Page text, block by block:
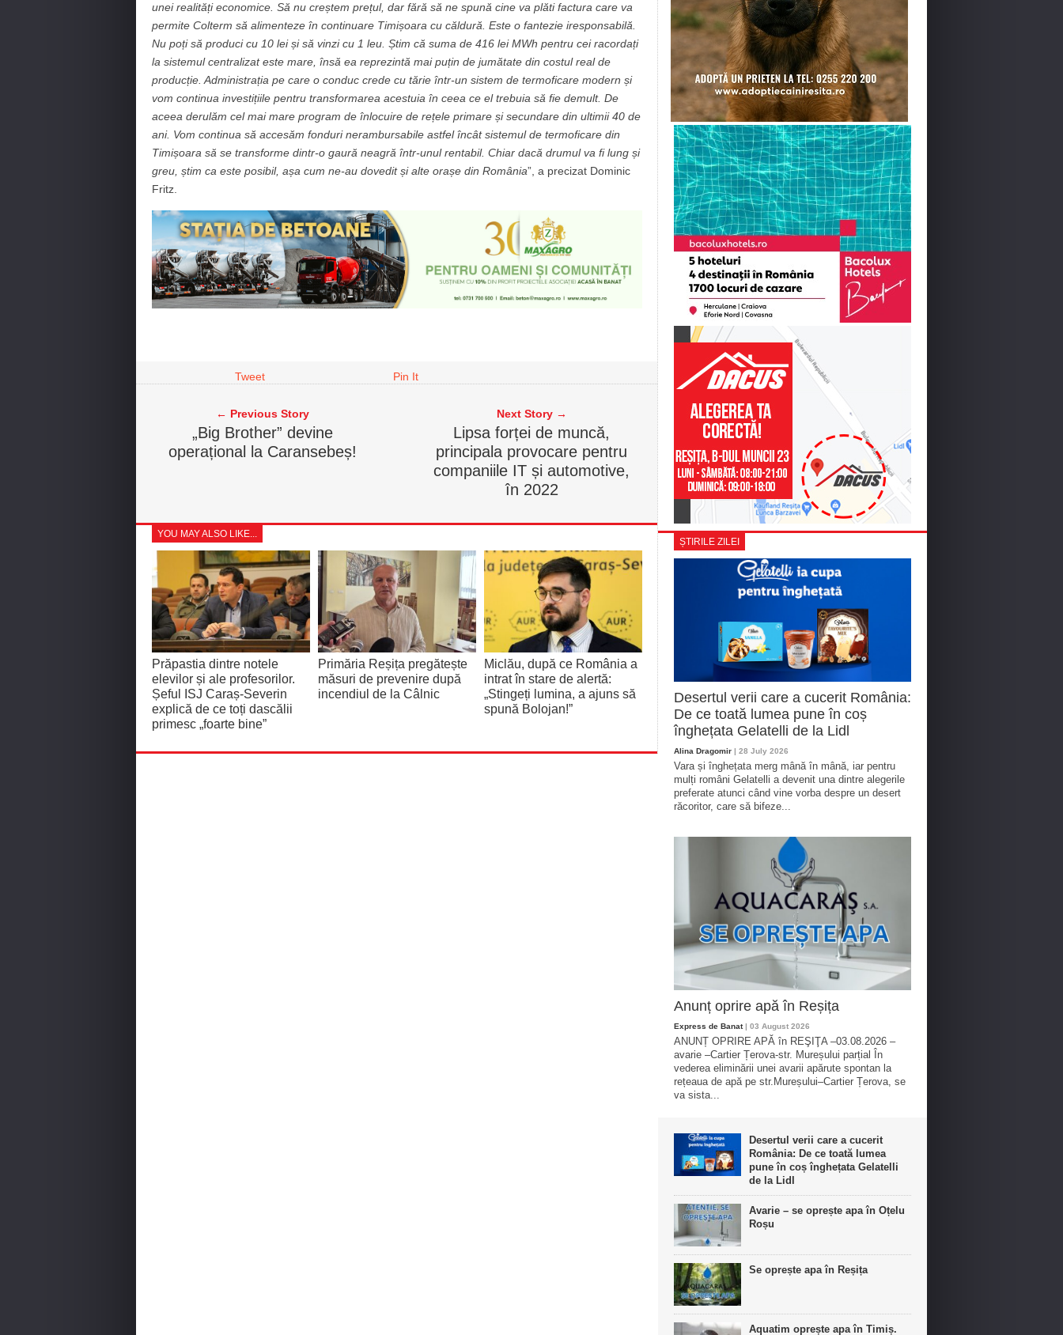
unei realități economice. Să nu creștem prețul, dar fără să ne spună cine va plăti factura care va
permite Colterm să alimenteze în continuare Timișoara cu căldură. Este o fantezie iresponsabilă.
Nu poți să produci cu 10 lei și să vinzi cu 1 leu. Știm că suma de 416 lei MWh pentru cei racordați
la sistemul centralizat este mare, însă ea reprezintă mai puțin de jumătate din costul real de
producție. Administrația pe care o conduc crede cu tărie într-un sistem de termoficare modern și
vom continua investițiile pentru transformarea acestuia în ceea ce el trebuia să fie demult. De
aceea derulăm cel mai mare program de înlocuire de rețele primare și secundare din ultimii 40 de
ani. Vom continua să accesăm fonduri nerambursabile astfel încât sistemul de termoficare din
Timișoara să se transforme dintr-o gaură neagră într-unul rentabil. Chiar dacă drumul va fi lung și
greu, știm ca este posibil, așa cum ne-au dovedit și alte orașe din România”, a precizat Dominic
Fritz.
Tweet Pin It
← Previous Story
„Big Brother” devine
operațional la Caransebeș!
Next Story →
Lipsa forței de muncă,
principala provocare pentru
companiile IT și automotive,
în 2022
YOU MAY ALSO LIKE...
Prăpastia dintre notele
elevilor și ale profesorilor.
Șeful ISJ Caraș-Severin
explică de ce toți dascălii
primesc „foarte bine”
Primăria Reșița pregătește
măsuri de prevenire după
incendiul de la Câlnic
Miclău, după ce România a
intrat în stare de alertă:
„Stingeți lumina, a ajuns să
spună Bolojan!”
ȘTIRILE ZILEI
Desertul verii care a cucerit România:
De ce toată lumea pune în coș
înghețata Gelatelli de la Lidl
Alina Dragomir | 28 July 2026
Vara și înghețata merg mână în mână, iar pentru
mulți români Gelatelli a devenit una dintre alegerile
preferate atunci când vine vorba despre un desert
răcoritor, care să bifeze...
Anunț oprire apă în Reșița
Express de Banat| 03 August 2026
ANUNȚ OPRIRE APĂ în REŞIŢA –03.08.2026 –
avarie –Cartier Țerova-str. Mureșului parțial În
vederea eliminării unei avarii apărute spontan la
rețeaua de apă pe str.Mureșului–Cartier Țerova, se
va sista...
Desertul verii care a cucerit
România: De ce toată lumea
pune în coș înghețata Gelatelli
de la Lidl
Avarie – se oprește apa în Oțelu
Roșu
Se oprește apa în Reșița
Aquatim oprește apa în Timiș.